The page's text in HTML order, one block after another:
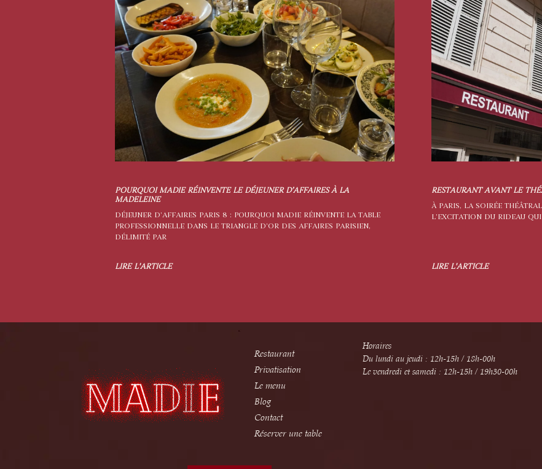
POURQUOI MADIE RÉINVENTE LE DÉJEUNER D’AFFAIRES À LA
MADELEINE
DÉJEUNER D’AFFAIRES PARIS 8 : POURQUOI MADIE RÉINVENTE LA TABLE
PROFESSIONNELLE DANS LE TRIANGLE D’OR DES AFFAIRES PARISIEN,
DÉLIMITÉ PAR
LIRE L'ARTICLE
RESTAURANT AVANT LE
À PARIS, LA SOIRÉE
L’EXCITATION DU RIDEAU
LIRE L'ARTICLE
Restaurant
Privatisation
Le menu
Blog
Contact
Réserver une table
Horaires
Du lundi au jeudi : 12h-15h / 18h-00h
Le vendredi et samedi : 12h-15h / 19h30-00h